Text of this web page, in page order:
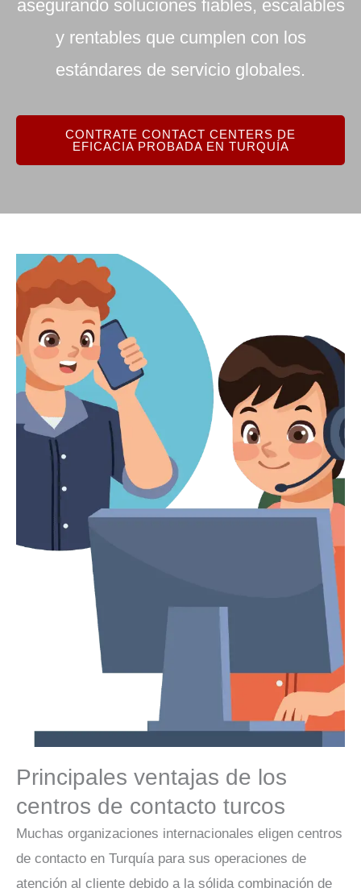
asegurando soluciones fiables, escalables
y rentables que cumplen con los
estándares de servicio globales.
CONTRATE CONTACT CENTERS DE
EFICACIA PROBADA EN TURQUÍA
Principales ventajas de los
centros de contacto turcos
Muchas organizaciones internacionales eligen centros
de contacto en Turquía para sus operaciones de
atención al cliente debido a la sólida combinación de